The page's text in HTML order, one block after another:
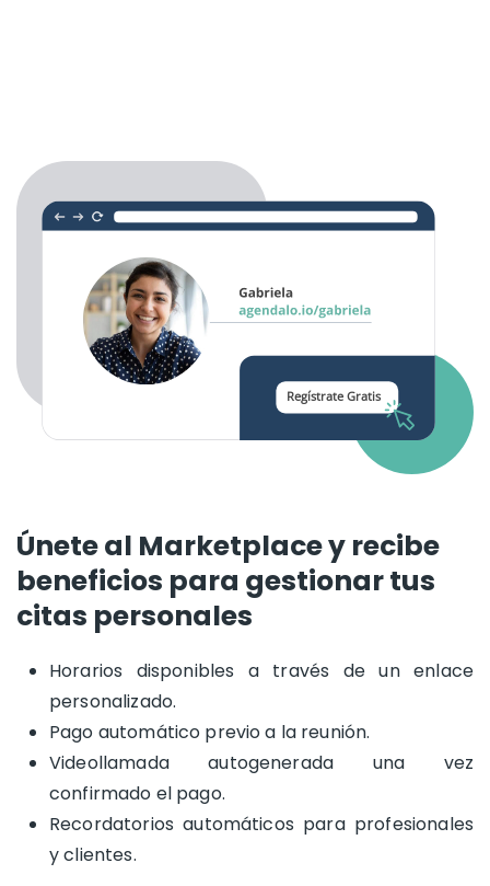
Regístrate Gratis
Únete al Marketplace y recibe
beneficios para gestionar tus
citas personales
Horarios disponibles a través de un enlace
personalizado.
Pago automático previo a la reunión.
Videollamada autogenerada una vez
confirmado el pago.
Recordatorios automáticos para profesionales
y clientes.